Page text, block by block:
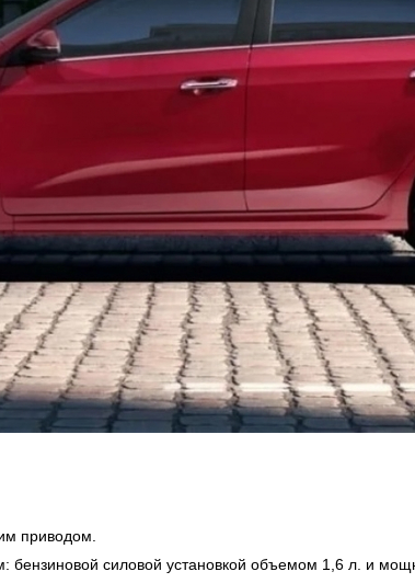
приводом.
бензиновой силовой установкой объемом 1,6 л. и